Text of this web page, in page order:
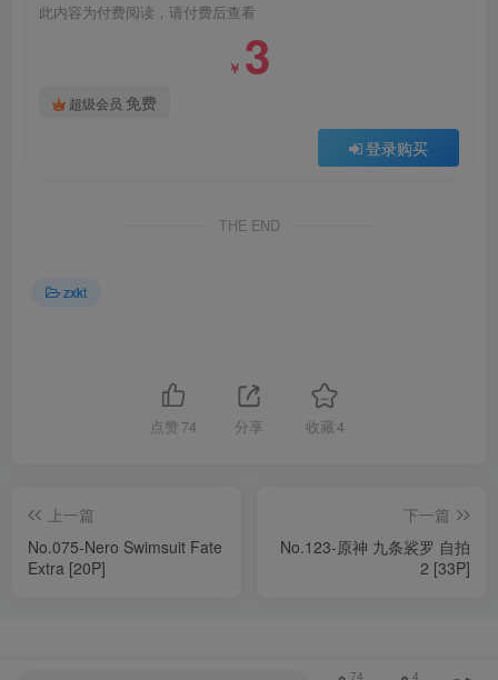
此内容为付费阅读，请付费后查看
￥ 3
超级会员 免费
登录购买
THE END
zxkt
点赞 74 分享 收藏4
上一篇
No.075-Nero Swimsuit Fate
Extra [20P]
下一篇
No.123-原神 九条裟罗 自拍
2 [33P]
74 4